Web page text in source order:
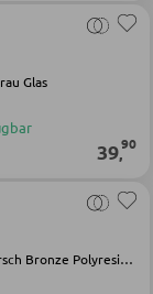
Glas
39,90
Dekokrug Hirsch Bronze Polyresin Glas Metall